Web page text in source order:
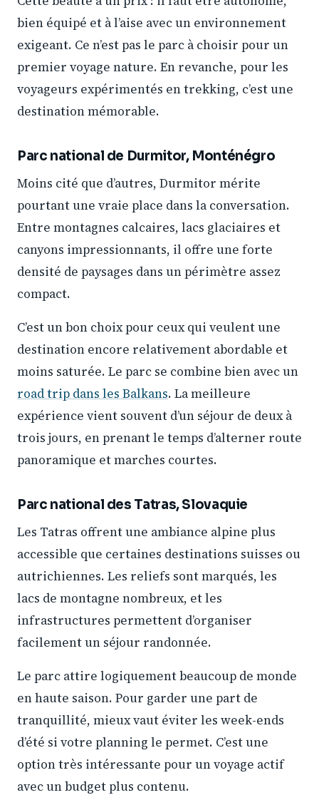
bien équipé et à l’aise avec un environnement
exigeant. Ce n’est pas le parc à choisir pour un
premier voyage nature. En revanche, pour les
voyageurs expérimentés en trekking, c’est une
destination mémorable.
Parc national de Durmitor, Monténégro
Moins cité que d’autres, Durmitor mérite
pourtant une vraie place dans la conversation.
Entre montagnes calcaires, lacs glaciaires et
canyons impressionnants, il offre une forte
densité de paysages dans un périmètre assez
compact.
C’est un bon choix pour ceux qui veulent une
destination encore relativement abordable et
moins saturée. Le parc se combine bien avec un
road trip dans les Balkans. La meilleure
expérience vient souvent d’un séjour de deux à
trois jours, en prenant le temps d’alterner route
panoramique et marches courtes.
Parc national des Tatras, Slovaquie
Les Tatras offrent une ambiance alpine plus
accessible que certaines destinations suisses ou
autrichiennes. Les reliefs sont marqués, les
lacs de montagne nombreux, et les
infrastructures permettent d’organiser
facilement un séjour randonnée.
Le parc attire logiquement beaucoup de monde
en haute saison. Pour garder une part de
tranquillité, mieux vaut éviter les week-ends
d’été si votre planning le permet. C’est une
option très intéressante pour un voyage actif
avec un budget plus contenu.